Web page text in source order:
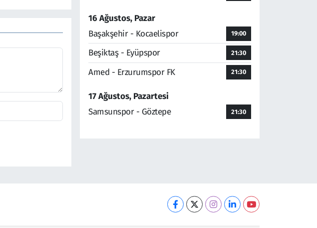
16 Ağustos, Pazar
Başakşehir - Kocaelispor
19:00
Beşiktaş - Eyüpspor 21:30
Amed - Erzurumspor FK 21:30
17 Ağustos, Pazartesi
Samsunspor - Göztepe
21:30